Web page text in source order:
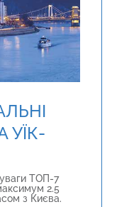
УЇК-
ТОП-7
2.5
з Києва.